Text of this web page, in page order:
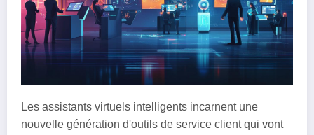
Les assistants virtuels intelligents incarnent une
nouvelle génération d'outils de service client qui vont